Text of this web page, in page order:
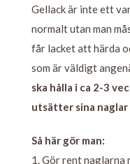
Gellack är inte ett
normalt utan man
får lacket att härda
som är väldigt
ska hålla i ca 2-3
utsätter sina naglar
Så här gör man:
1. Gör rent naglarna